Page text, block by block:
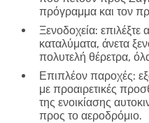
πρόγραμμα και τον
Ξενοδοχεία:
καταλύματα, άνετα
πολυτελή θέρετρα,
Επιπλέον παροχές:
με προαιρετικές
της ενοικίασης
προς το αεροδρόμιο.